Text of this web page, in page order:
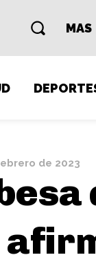
MAS
de 2023